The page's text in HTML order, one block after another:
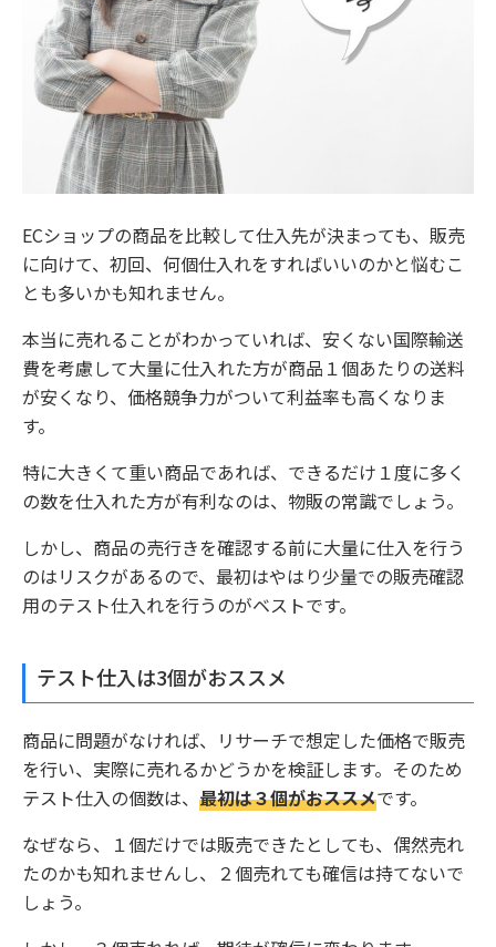
ECショップの商品を比較して仕入先が決まっても、販売
に向けて、初回、何個仕入れをすればいいのかと悩むこ
とも多いかも知れません。
本当に売れることがわかっていれば、安くない国際輸送
費を考慮して大量に仕入れた方が商品１個あたりの送料
が安くなり、価格競争力がついて利益率も高くなりま
す。
特に大きくて重い商品であれば、できるだけ１度に多く
の数を仕入れた方が有利なのは、物販の常識でしょう。
しかし、商品の売行きを確認する前に大量に仕入を行う
のはリスクがあるので、最初はやはり少量での販売確認
用のテスト仕入れを行うのがベストです。
テスト仕入は3個がおススメ
商品に問題がなければ、リサーチで想定した価格で販売
を行い、実際に売れるかどうかを検証します。そのため
テスト仕入の個数は、 最初は３個がおススメです。
なぜなら、１個だけでは販売できたとしても、偶然売れ
たのかも知れませんし、２個売れても確信は持てないで
しょう。